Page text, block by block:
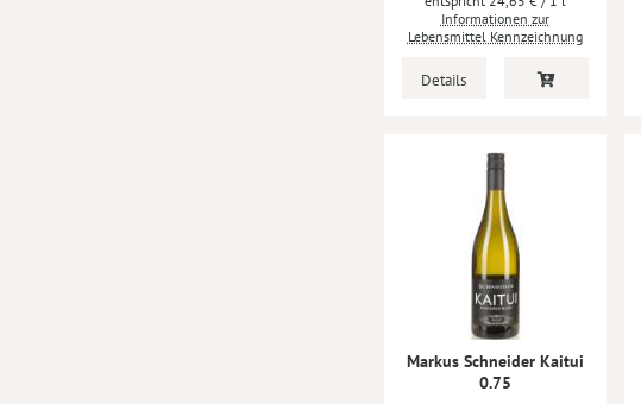
Informationen zur
Lebensmittel Kennzeichnung
Details
Markus Schneider Kaitui
0.75